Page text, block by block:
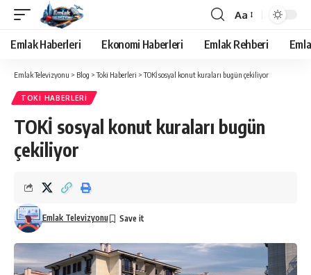
Yazı
Tipi
Boyutlandırıcı
Aa
Emlak Haberleri Ekonomi Haberleri Emlak Rehberi
Emlak Televizyonu > Blog >Toki Haberleri >TOKİ sosyal konut kuraları bugün çekiliyor
TOKI HABERLERI
TOKİ sosyal konut kuraları bugün
çekiliyor
Emlak Televizyonu